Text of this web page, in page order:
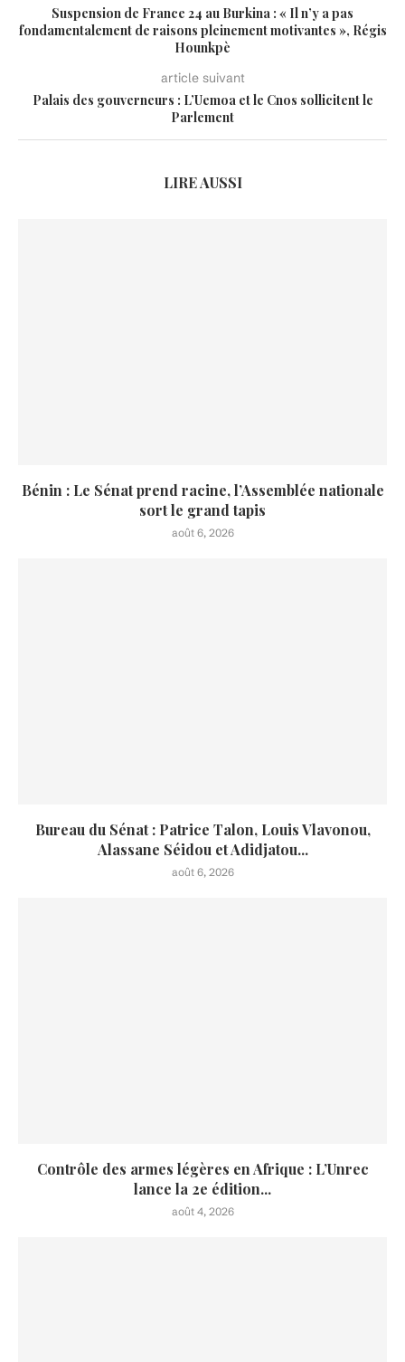
Suspension de France 24 au Burkina : « Il n’y a pas
fondamentalement de raisons pleinement motivantes », Régis
Hounkpè
article suivant
Palais des gouverneurs : L’Uemoa et le Cnos sollicitent le
Parlement
LIRE AUSSI
Bénin : Le Sénat prend racine, l’Assemblée nationale
sort le grand tapis
août 6, 2026
Bureau du Sénat : Patrice Talon, Louis Vlavonou,
Alassane Séidou et Adidjatou...
août 6, 2026
Contrôle des armes légères en Afrique : L’Unrec
lance la 2e édition...
août 4, 2026